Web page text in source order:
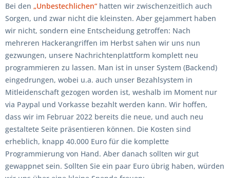
Bei den „Unbestechlichen“ hatten wir zwischenzeitlich auch
Sorgen, und zwar nicht die kleinsten. Aber gejammert haben
wir nicht, sondern eine Entscheidung getroffen: Nach
mehreren Hackerangriffen im Herbst sahen wir uns nun
gezwungen, unsere Nachrichtenplattform komplett neu
programmieren zu lassen. Man ist in unser System (Backend)
eingedrungen, wobei u.a. auch unser Bezahlsystem in
Mitleidenschaft gezogen worden ist, weshalb im Moment nur
via Paypal und Vorkasse bezahlt werden kann. Wir hoffen,
dass wir im Februar 2022 bereits die neue, und auch neu
gestaltete Seite präsentieren können. Die Kosten sind
erheblich, knapp 40.000 Euro für die komplette
Programmierung von Hand. Aber danach sollten wir gut
gewappnet sein. Sollten Sie ein paar Euro übrig haben, würden